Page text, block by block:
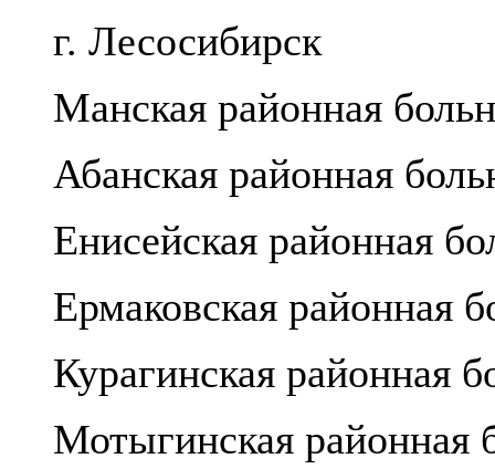
г. Лесосибирск
Манская районная
Абанская районная
Енисейская районная
Ермаковская районная
Курагинская районная
Мотыгинская районная